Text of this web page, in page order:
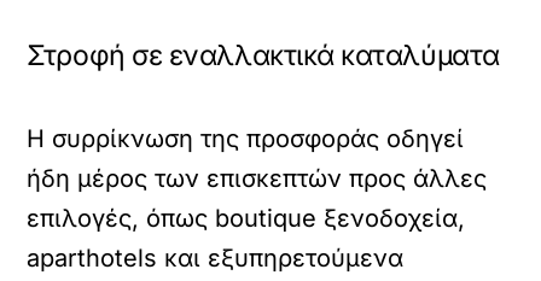
Στροφή σε εναλλακτικά καταλύματα
Η συρρίκνωση της προσφοράς οδηγεί
ήδη μέρος των επισκεπτών προς άλλες
επιλογές, όπως boutique ξενοδοχεία,
aparthotels και εξυπηρετούμενα